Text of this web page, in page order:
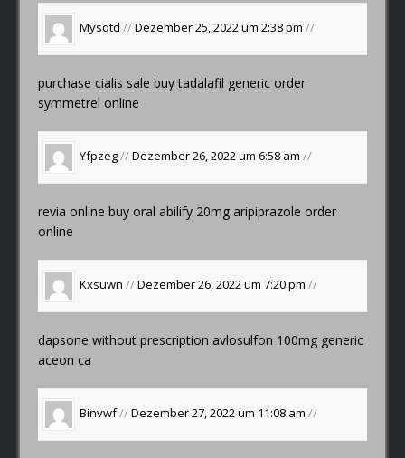
Mysqtd //Dezember 25, 2022 um 2:38 pm//
purchase cialis salebuy tadalafil generic order
symmetrel online
Yfpzeg//Dezember 26, 2022 um 6:58 am//
revia online buyoral abilify 20mg aripiprazole order
online
Kxsuwn //Dezember 26, 2022 um 7:20 pm//
dapsone without prescriptionavlosulfon 100mg generic
aceon ca
Binvwf//Dezember 27, 2022 um 11:08 am//